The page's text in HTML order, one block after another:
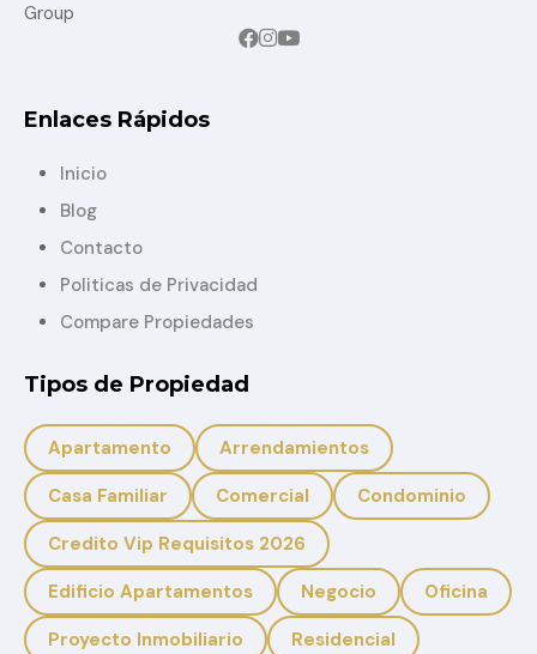
Group
Enlaces Rápidos
Inicio
Blog
Contacto
Politicas de Privacidad
Compare Propiedades
Tipos de Propiedad
Apartamento
Arrendamientos
Casa Familiar
Comercial
Condominio
Credito Vip Requisitos 2026
Edificio Apartamentos
Negocio
Oficina
Proyecto Inmobiliario
Residencial